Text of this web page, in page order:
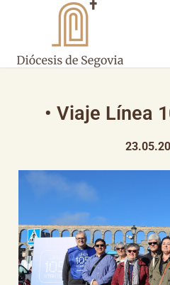
• Viaje Línea